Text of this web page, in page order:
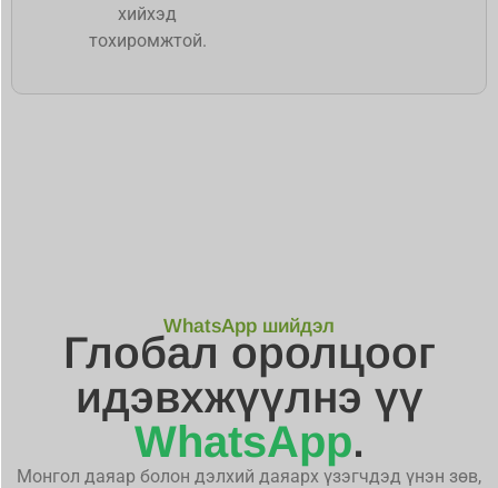
хийхэд
тохиромжтой.
WhatsApp шийдэл
Глобал оролцоог
идэвхжүүлнэ үү
WhatsApp.
Монгол даяар болон дэлхий даяарх үзэгчдэд үнэн зөв,